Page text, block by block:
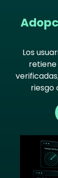
Los
retiene
riesgo